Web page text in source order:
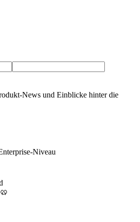
News und Einblicke hinter die
Niveau